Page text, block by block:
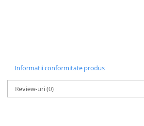
Informatii conformitate produs
Review-uri(0)